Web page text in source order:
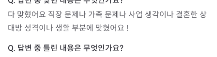
다 맞혔어요 직장 문제나 가족 문제나 사업 생각이나 결혼한 상
대방 성격이나 생활 부분에 맞혔어요 !